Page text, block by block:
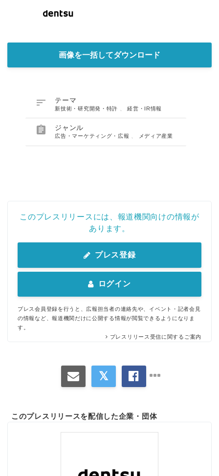
画像を一括してダウンロード
 テーマ
新技術・研究開発・特許 、経営・IR情報
 ジャンル
広告・マーケティング・広報 メディア産業
このプレスリリースには、報道機関向けの情報が
あります。
プレス登録
ログイン
プレス会員登録を行うと、広報担当者の連絡先や、イベント・記者会見
の情報など、報道機関だけに公開する情報が閲覧できるようになりま
す。
プレスリリース受信に関するご案内
このプレスリリースを配信した企業・団体